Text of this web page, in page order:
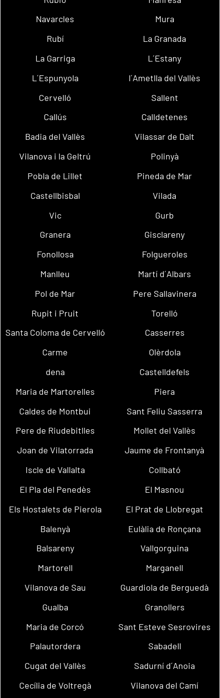
Navarcles
Mura
Rubí
La Granada
La Garriga
L´Estany
L´Espunyola
l´Ametlla del Vallès
Cervelló
Sallent
Callús
Calldetenes
Badia del Vallès
Vilassar de Dalt
Vilanova i la Geltrú
Polinyà
Pobla de Lillet
Pineda de Mar
Castellbisbal
Vilada
Vic
Gurb
Granera
Gisclareny
Fonollosa
Folgueroles
Manlleu
Martí d´Albars
Pol de Mar
Pere Sallavinera
Rupit i Pruit
Torelló
Santa Coloma de Cervelló
Casserres
Carme
Olèrdola
dena
Castelldefels
Maria de Martorelles
Piera
Caldes de Montbui
Sant Feliu Sasserra
Pere de Riudebitlles
Mollet del Vallès
Joan de Vilatorrada
Jaume de Frontanyà
Iscle de Vallalta
Collbató
El Pla del Penedès
El Masnou
Els Hostalets de Pierola
El Prat de Llobregat
Balenyà
Eulàlia de Ronçana
Balsareny
Vallgorguina
Martorell
Marganell
Vilanova de Sau
Guardiola de Berguedà
Gualba
Granollers
Maria de Corcó
Sant Esteve Sesrovires
Palautordera
Sabadell
Cugat del Vallès
Sadurní d´Anoia
Cecília de Voltregà
Vilanova del Camí